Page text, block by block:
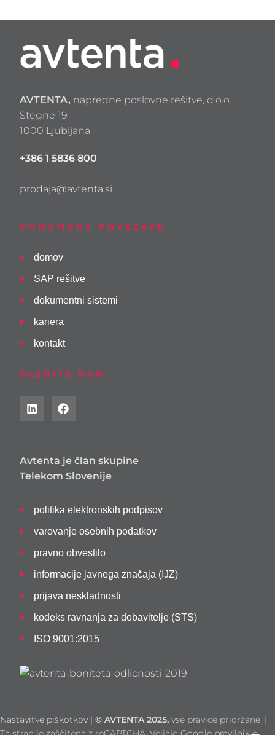
AVTENTA, napredne poslovne rešitve, d.o.o.
Stegne 19
1000 Ljubljana
+386 1 5836 800
prodaja@avtenta.si
POMEMBNE POVEZAVE
domov
SAP rešitve
dokumentni sistemi
kariera
kontakt
SLEDITE NAM
Avtenta je član skupine
Telekom Slovenije
politika elektronskih podpisov
varovanje osebnih podatkov
pravno obvestilo
informacije javnega značaja (IJZ)
prijava neskladnosti
kodeks ravnanja za dobavitelje (STS)
ISO 9001:2015
Nastavitve piškotkov | © AVTENTA 2025, vse pravice pridržane. |